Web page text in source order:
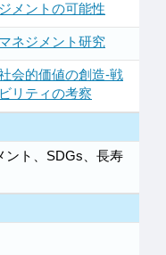
メントの可能性
ネジメント研究
会的価値の創造‐戦
リティの考察
ント、SDGs、長寿